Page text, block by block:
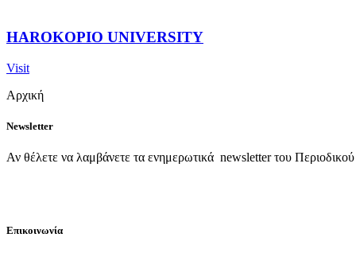
HAROKOPIO UNIVERSITY
Visit
Αρχική
Newsletter
Αν θέλετε να λαμβάνετε τα ενημερωτικά newsletter του
Επικοινωνία